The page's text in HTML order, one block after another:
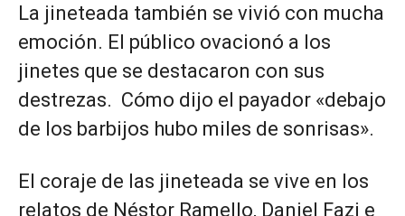
La jineteada también se vivió con mucha
emoción. El público ovacionó a los
jinetes que se destacaron con sus
destrezas. Cómo dijo el payador «debajo
de los barbijos hubo miles de sonrisas».
El coraje de las jineteada se vive en los
relatos de Néstor Ramello, Daniel Fazi e